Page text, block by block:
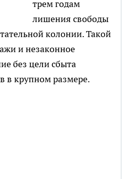
трем годам
лишения свободы
колонии. Такой
и незаконное
без цели сбыта
в крупном размере.